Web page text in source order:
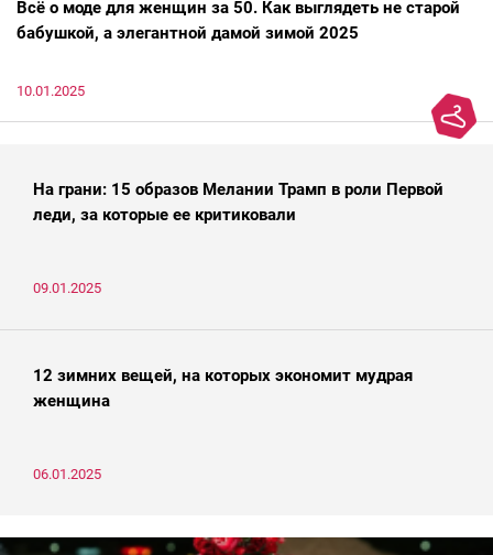
Всё о моде для женщин за 50. Как выглядеть не старой
бабушкой, а элегантной дамой зимой 2025
10.01.2025
На грани: 15 образов Мелании Трамп в роли Первой
леди, за которые ее критиковали
09.01.2025
12 зимних вещей, на которых экономит мудрая
женщина
06.01.2025